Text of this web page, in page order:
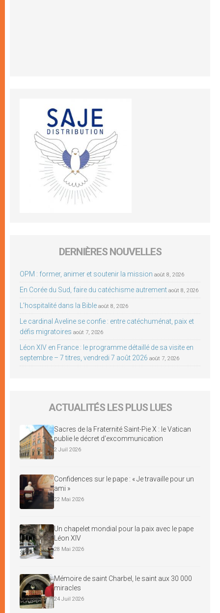
DERNIÈRES NOUVELLES
OPM : former, animer et soutenir la mission août 8, 2026
En Corée du Sud, faire du catéchisme autrement août 8, 2026
L’hospitalité dans la Bible août 8, 2026
Le cardinal Aveline se confie : entre catéchuménat, paix et
défis migratoires août 7, 2026
Léon XIV en France : le programme détaillé de sa visite en
septembre – 7 titres, vendredi 7 août 2026 août 7, 2026
ACTUALITÉS LES PLUS LUES
Sacres de la Fraternité Saint-Pie X : le Vatican
publie le décret d’excommunication
2 Juil 2026
Confidences sur le pape : « Je travaille pour un
ami »
22 Mai 2026
Un chapelet mondial pour la paix avec le pape
Léon XIV
28 Mai 2026
Mémoire de saint Charbel, le saint aux 30 000
miracles
24 Juil 2026